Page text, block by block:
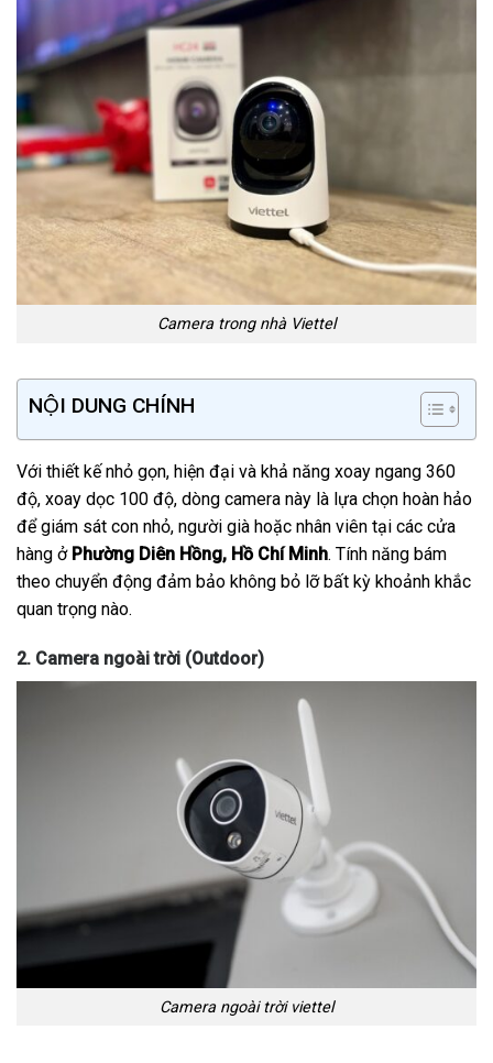
Camera trong nhà Viettel
NỘI DUNG CHÍNH
Với thiết kế nhỏ gọn, hiện đại và khả năng xoay ngang 360
độ, xoay dọc 100 độ, dòng camera này là lựa chọn hoàn hảo
để giám sát con nhỏ, người già hoặc nhân viên tại các cửa
hàng ở Phường Diên Hồng, Hồ Chí Minh. Tính năng bám
theo chuyển động đảm bảo không bỏ lỡ bất kỳ khoảnh khắc
quan trọng nào.
2. Camera ngoài trời (Outdoor)
Camera ngoài trời viettel